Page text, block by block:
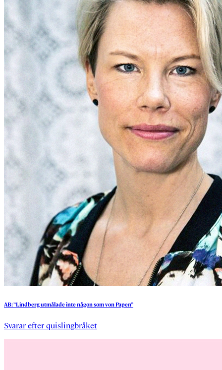
AB:”LindbergutmåladeintenågonsomvonPapen”
Svarar efter quislingbråket